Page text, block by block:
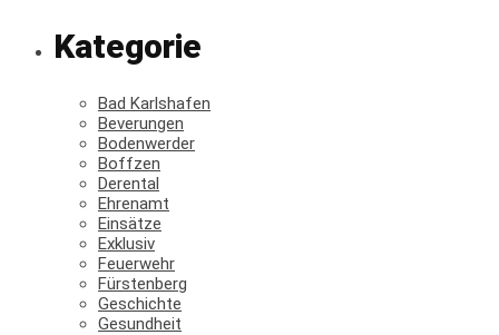
Kategorie
Bad Karlshafen
Beverungen
Bodenwerder
Boffzen
Derental
Ehrenamt
Einsätze
Exklusiv
Feuerwehr
Fürstenberg
Geschichte
Gesundheit